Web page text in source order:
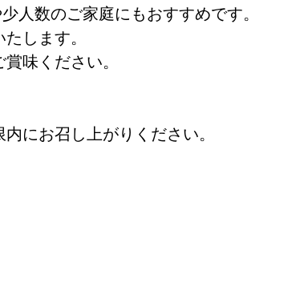
人数のご家庭にもおすすめです。
します。
味ください。
にお召し上がりください。